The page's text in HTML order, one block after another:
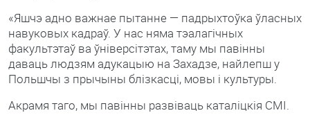
«Яшчэ адно важнае пытанне — падрыхтоўка ўласных
навуковых кадраў. У нас няма тэалагічных
факультэтаў ва ўніверсітэтах, таму мы павінны
даваць людзям адукацыю на Захадзе, найлепш у
Польшчы з прычыны блізкасці, мовы і культуры.
Акрамя таго, мы павінны развіваць каталіцкія СМІ.